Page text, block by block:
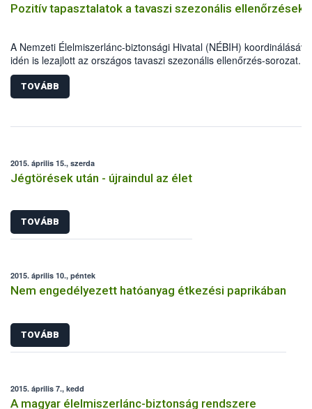
Pozitív tapasztalatok a tavaszi szezonális
A Nemzeti Élelmiszerlánc-biztonsági Hivatal (NÉBIH)
idén is lezajlott az országos tavaszi szezonális ellenőrzés-sorozat.
élelmiszerlánc-biztonsági szakemberek szűk egy hónap alatt több
800 ellenőrzést végeztek, 69 alkalommal figyelmeztetést és
esetben bírságot szabtak ki.
TOVÁBB
2015. április 15., szerda
Jégtörések után - újraindul az élet
TOVÁBB
2015. április 10., péntek
Nem engedélyezett hatóanyag étkezési paprikában
TOVÁBB
2015. április 7., kedd
A magyar élelmiszerlánc-biztonság rendszere